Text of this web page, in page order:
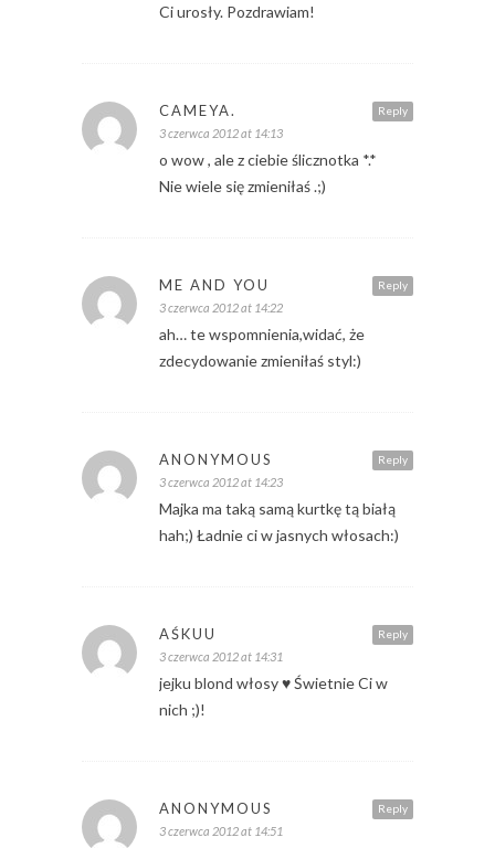
Ci urosły. Pozdrawiam!
Reply
CAMEYA.
3 czerwca 2012 at 14:13
o wow , ale z ciebie ślicznotka *.*
Nie wiele się zmieniłaś .;)
Reply
ME AND YOU
3 czerwca 2012 at 14:22
ah… te wspomnienia,widać, że
zdecydowanie zmieniłaś styl:)
Reply
ANONYMOUS
3 czerwca 2012 at 14:23
Majka ma taką samą kurtkę tą białą
hah;) Ładnie ci w jasnych włosach:)
Reply
AŚKUU
3 czerwca 2012 at 14:31
jejku blond włosy ♥ Świetnie Ci w
nich ;)!
Reply
ANONYMOUS
3 czerwca 2012 at 14:51